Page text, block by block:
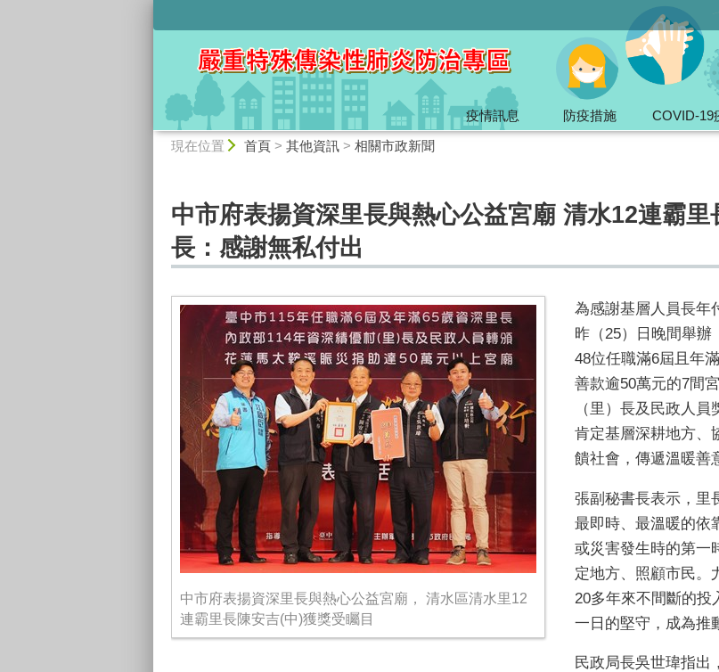
疫情訊息 防疫措施
COVID-19
現在位置 首頁> 其他資訊> 相關市政新聞
中市府表揚資深里長與熱心公益宮廟 清水12連霸
長：感謝無私付出
中市府表揚資深里長與熱心公益宮廟， 清水區清水里12
連霸里長陳安吉(中)獲獎受矚目
為感謝基層人員長年
昨（25）日晚間舉辦
48位任職滿6屆且年
善款逾50萬元的7間
（里）長及民政人
肯定基層深耕地方、
饋社會，傳遞溫暖善
張副秘書長表示，里
最即時、最溫暖的依
或災害發生時的第一
定地方、照顧市民。
20多年來不間斷的投
一日的堅守，成為推
民政局長吳世瑋指出